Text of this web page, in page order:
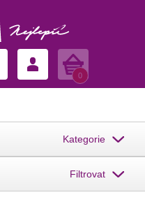
Košík
0
Kategorie
Filtrovat